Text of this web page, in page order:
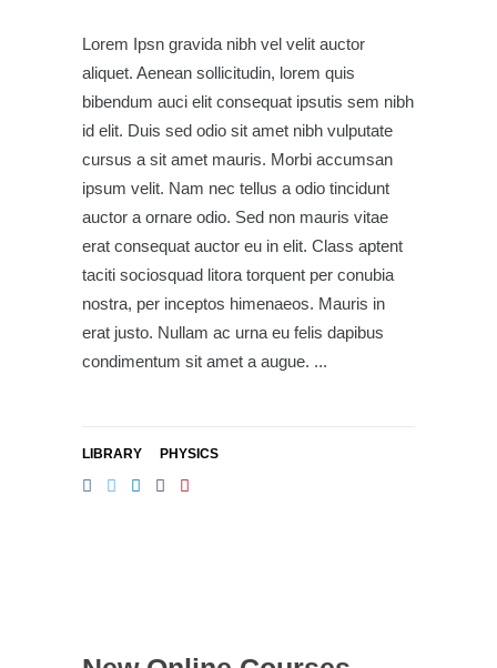
Lorem Ipsn gravida nibh vel velit auctor
aliquet. Aenean sollicitudin, lorem quis
bibendum auci elit consequat ipsutis sem nibh
id elit. Duis sed odio sit amet nibh vulputate
cursus a sit amet mauris. Morbi accumsan
ipsum velit. Nam nec tellus a odio tincidunt
auctor a ornare odio. Sed non mauris vitae
erat consequat auctor eu in elit. Class aptent
taciti sociosquad litora torquent per conubia
nostra, per inceptos himenaeos. Mauris in
erat justo. Nullam ac urna eu felis dapibus
condimentum sit amet a augue.
LIBRARY PHYSICS